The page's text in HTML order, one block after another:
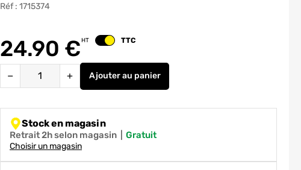
Réf : 1715374
HT Changer le prix
TTC
24.90 €
− + Ajouterau panier
Stock en magasin
Retrait 2h selon magasin gratuit
Choisir un magasin